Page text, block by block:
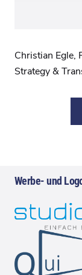
Christian Egle,
Strategy &
Werbe- und